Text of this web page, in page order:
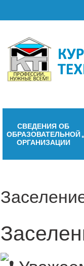
СВЕДЕНИЯ ОБ
ОБРАЗОВАТЕЛЬНОЙ
ОРГАНИЗАЦИИ